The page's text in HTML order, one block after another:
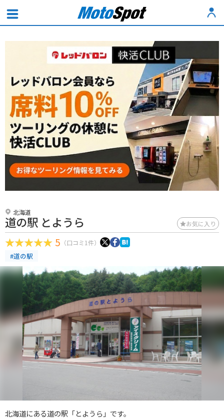
北海道
道の駅 とようら お気に入り
5 （口コミ1件）
#道の駅
北海道にある道の駅「とようら」です。